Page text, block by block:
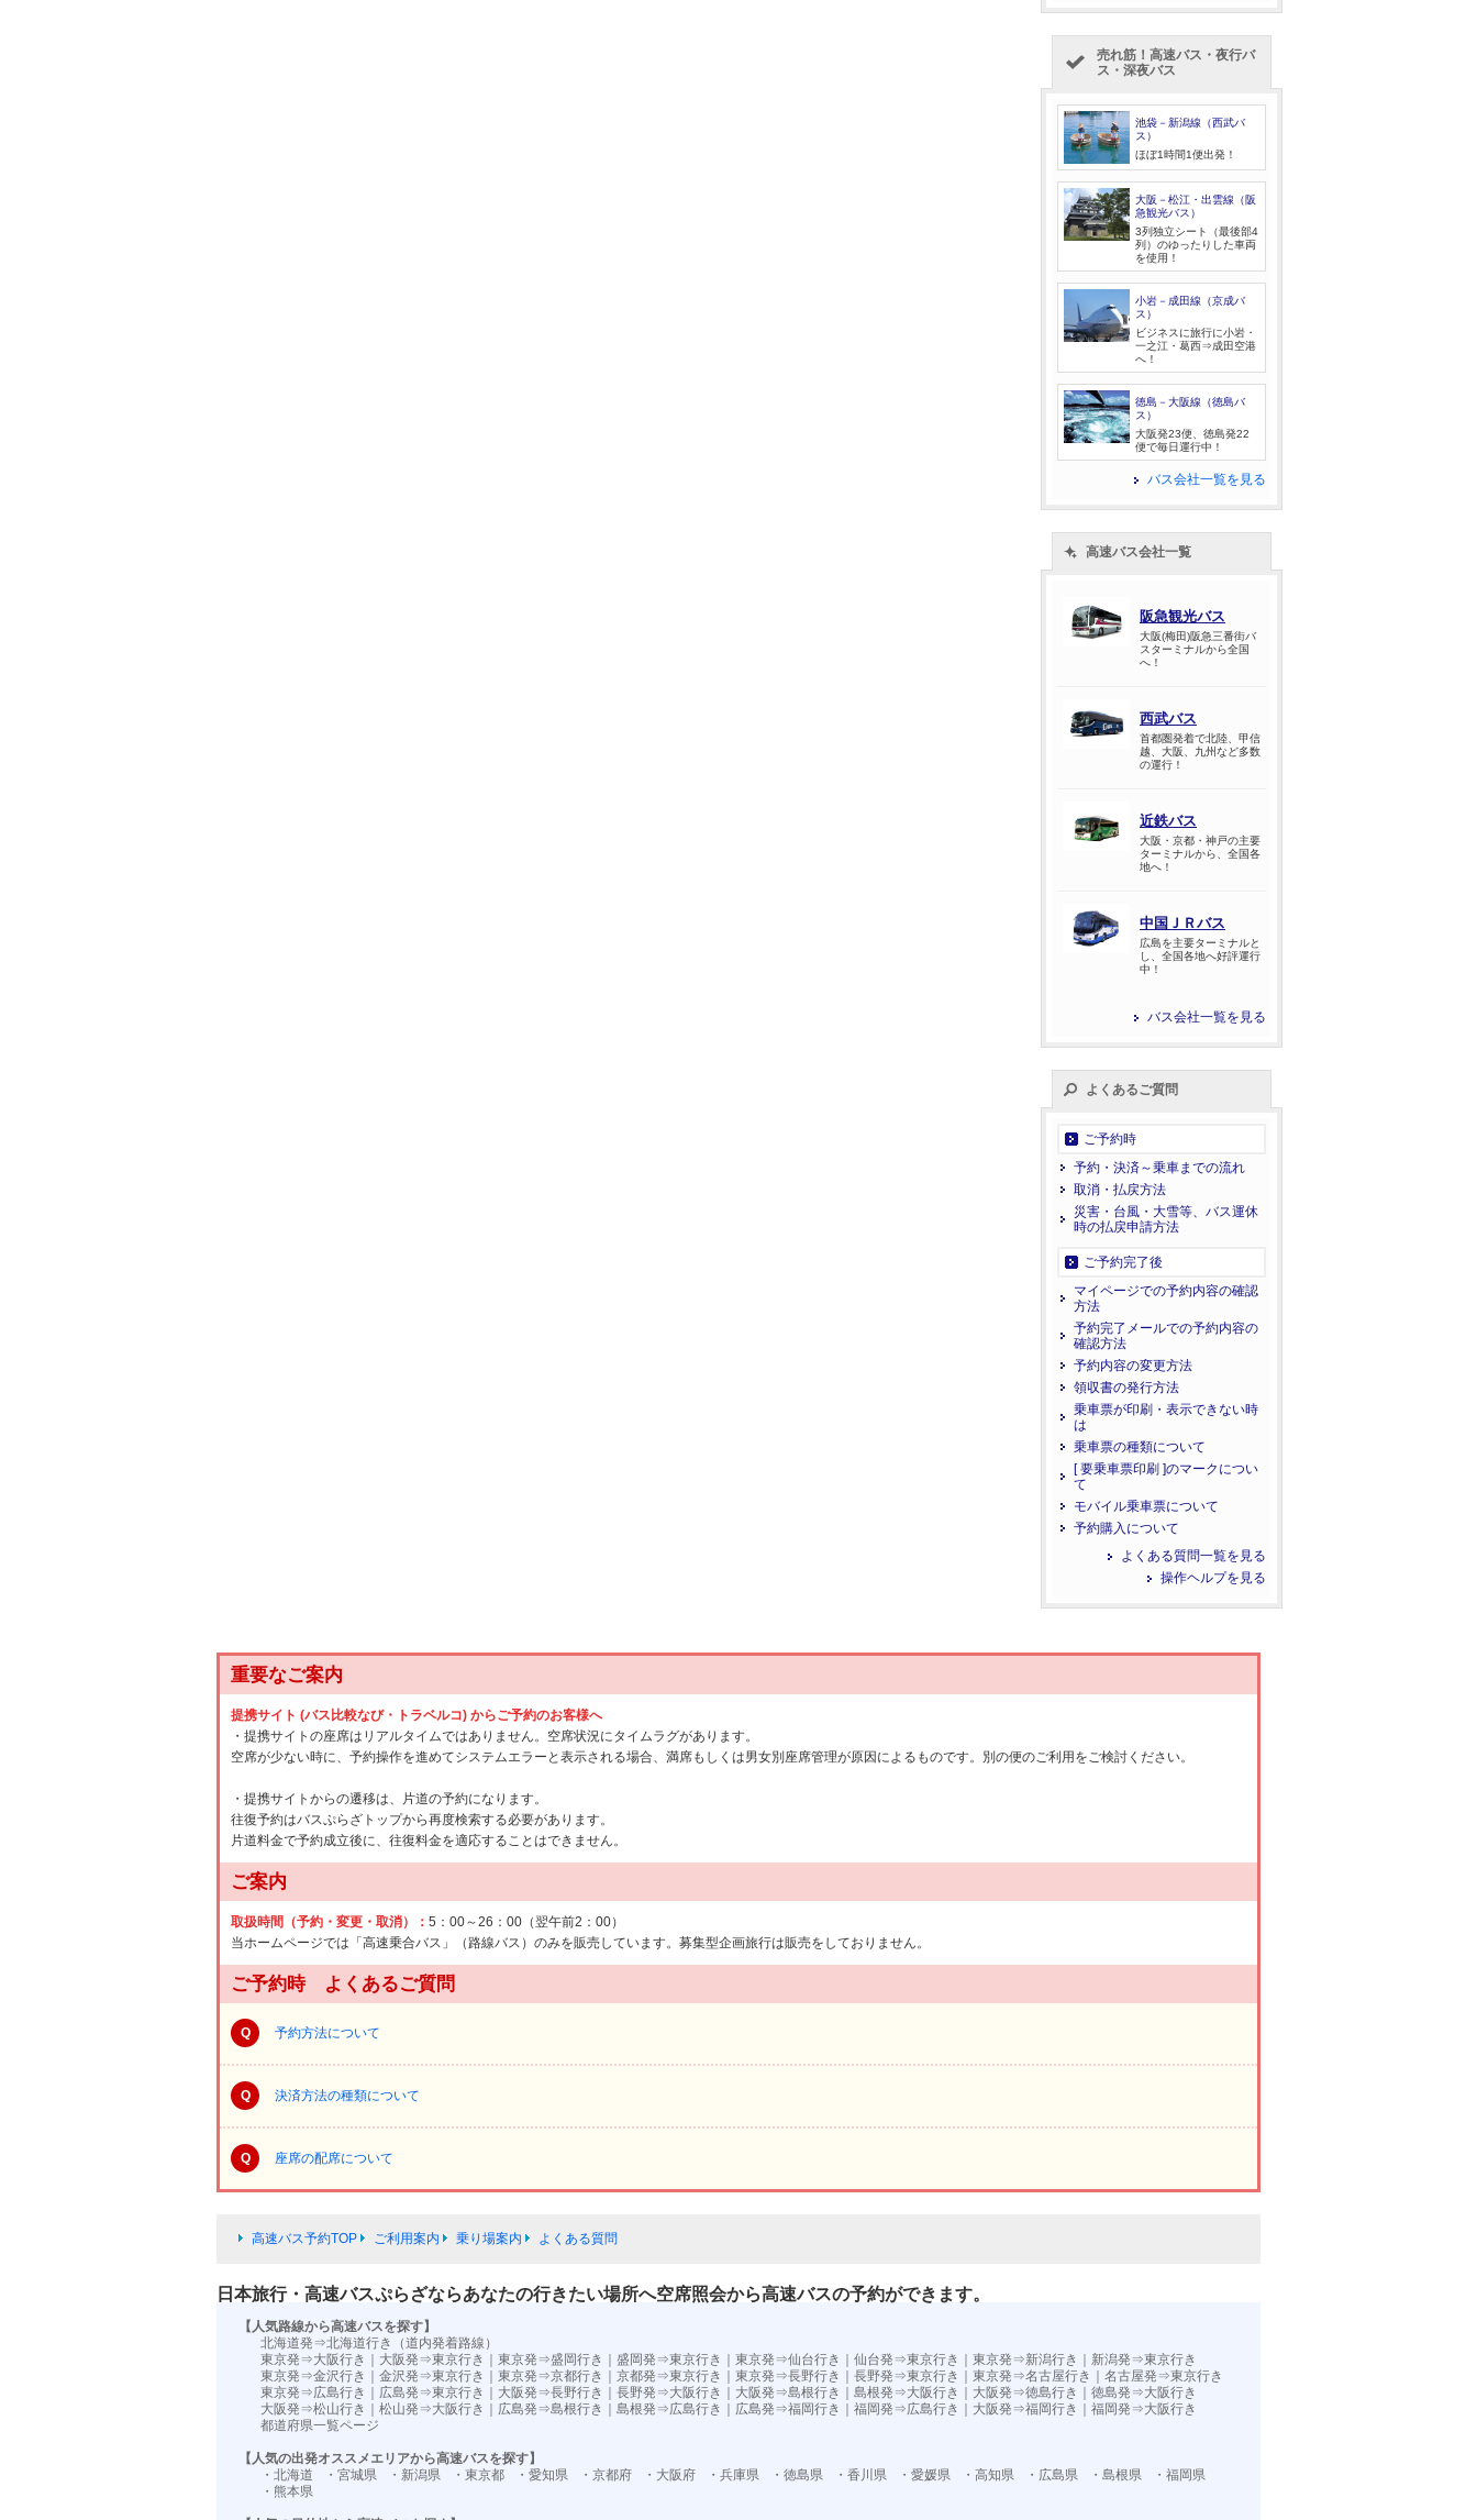
売れ筋！高速バス・夜行バ
ス・深夜バス
池袋－新潟線（西武バ
ス）
ほぼ1時間1便出発！
大阪－松江・出雲線（阪
急観光バス）
3列独立シート（最後部4
列）のゆったりした車両
を使用！
小岩－成田線（京成バ
ス）
ビジネスに旅行に小岩・
一之江・葛西⇒成田空港
へ！
徳島－大阪線（徳島バ
ス）
大阪発23便、徳島発22
便で毎日運行中！
バス会社一覧を見る
高速バス会社一覧
阪急観光バス
大阪(梅田)阪急三番街バ
スターミナルから全国
へ！
西武バス
首都圏発着で北陸、甲信
越、大阪、九州など多数
の運行！
近鉄バス
大阪・京都・神戸の主要
ターミナルから、全国各
地へ！
中国ＪＲバス
広島を主要ターミナルと
し、全国各地へ好評運行
中！
バス会社一覧を見る
よくあるご質問
ご予約時
予約・決済～乗車までの流れ
取消・払戻方法
災害・台風・大雪等、バス運休
時の払戻申請方法
ご予約完了後
マイページでの予約内容の確認
方法
予約完了メールでの予約内容の
確認方法
予約内容の変更方法
領収書の発行方法
乗車票が印刷・表示できない時
は
乗車票の種類について
[ 要乗車票印刷 ]のマークについ
て
モバイル乗車票について
予約購入について
よくある質問一覧を見る
操作ヘルプを見る
重要なご案内
提携サイト (バス比較なび・トラベルコ) からご予約のお客様へ
・提携サイトの座席はリアルタイムではありません。空席状況にタイムラグがあります。
空席が少ない時に、予約操作を進めてシステムエラーと表示される場合、満席もしくは男女別座席管理が原因によるものです。別の便のご利用をご検討ください。
・提携サイトからの遷移は、片道の予約になります。
往復予約はバスぷらざトップから再度検索する必要があります。
片道料金で予約成立後に、往復料金を適応することはできません。
ご案内
取扱時間（予約・変更・取消）： 5：00～26：00（翌午前2：00）
当ホームページでは「高速乗合バス」（路線バス）のみを販売しています。募集型企画旅行は販売をしておりません。
ご予約時 よくあるご質問
Q 予約方法について
Q 決済方法の種類について
Q 座席の配席について
高速バス予約TOP ご利用案内 乗り場案内 よくある質問
日本旅行・高速バスぷらざならあなたの行きたい場所へ空席照会から高速バスの予約ができます。
【人気路線から高速バスを探す】
北海道発⇒北海道行き（道内発着路線）
東京発⇒大阪行き
大阪発⇒東京行き 東京発⇒盛岡行き 盛岡発⇒東京行き 東京発⇒仙台行き 仙台発⇒東京行き 東京発⇒新潟行き
新潟発⇒東京行き
東京発⇒金沢行き
金沢発⇒東京行き 東京発⇒京都行き 京都発⇒東京行き 東京発⇒長野行き 長野発⇒東京行き 東京発⇒名古屋行き
名古屋発⇒東京行き
東京発⇒広島行き
広島発⇒東京行き 大阪発⇒長野行き 長野発⇒大阪行き 大阪発⇒島根行き 島根発⇒大阪行き 大阪発⇒徳島行き
徳島発⇒大阪行き
大阪発⇒松山行き
松山発⇒大阪行き 広島発⇒島根行き 島根発⇒広島行き 広島発⇒福岡行き 福岡発⇒広島行き 大阪発⇒福岡行き｜ 福岡発⇒大阪行き
都道府県一覧ページ
【人気の出発オススメエリアから高速バスを探す】
・北海道
・宮城県 ・新潟県 ・東京都 ・愛知県 ・京都府 ・大阪府 ・兵庫県 ・徳島県 ・香川県 ・愛媛県 ・高知県 ・広島県 ・島根県
・福岡県
・熊本県